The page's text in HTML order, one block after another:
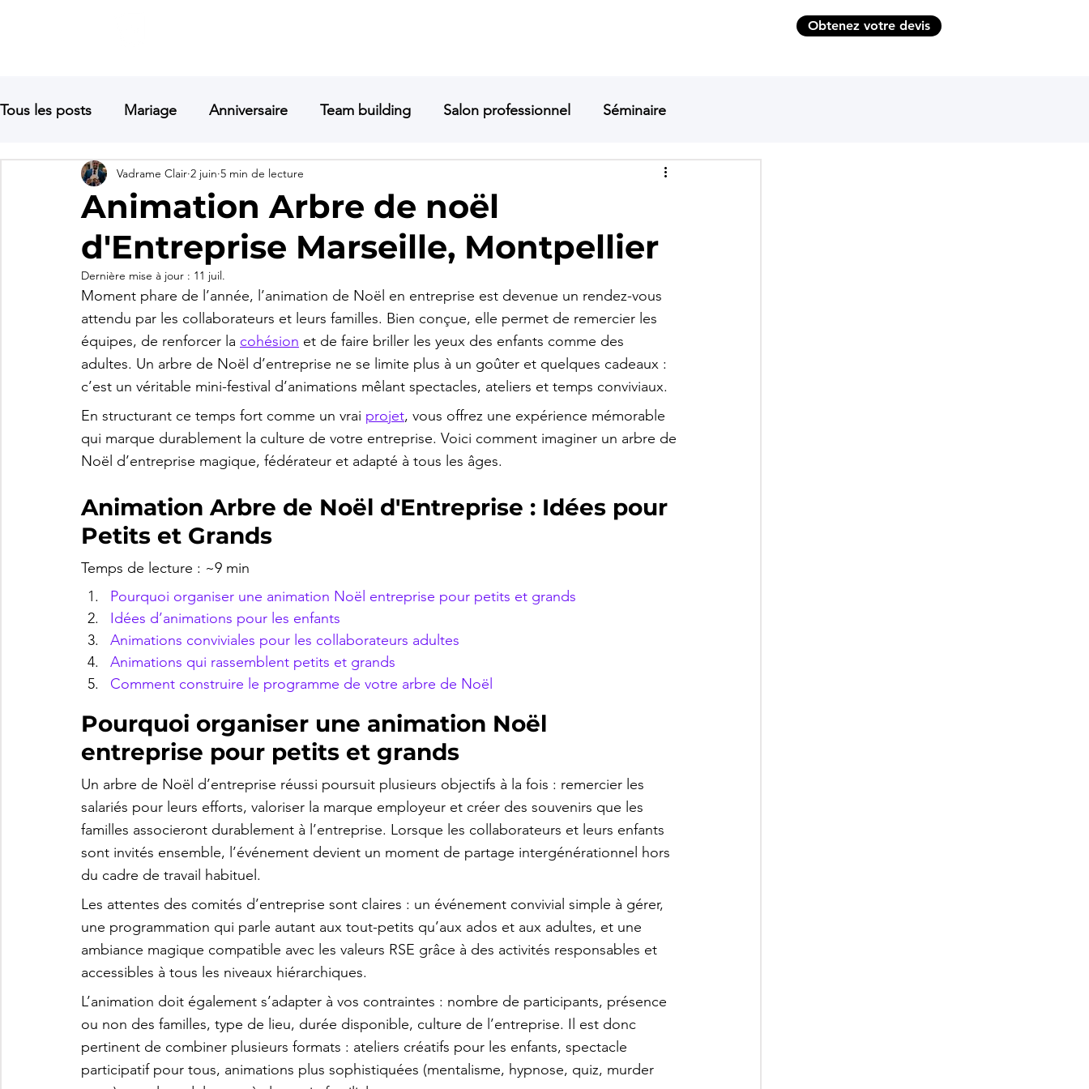
Obtenez votre devis
Tous les posts Mariage Anniversaire Team building Salon professionnel Séminaire
Soirée entreprise Hypnose Lancement de produit
mentaliste marseille mentaliste aix mentaliste Montpellier Mentaliste Montélimar
Mentaliste avignon
Animation Arbre de noël
d'Entreprise Marseille, Montpellier
Vadrame Clair 2 juin 5 min de lecture
Dernière mise à jour : 11 juil.
Moment phare de l’année, l’animation de Noël en entreprise est devenue un rendez-vous
attendu par les collaborateurs et leurs familles. Bien conçue, elle permet de remercier les
équipes, de renforcer la cohésion et de faire briller les yeux des enfants comme des
adultes. Un arbre de Noël d’entreprise ne se limite plus à un goûter et quelques cadeaux :
c’est un véritable mini-festival d’animations mêlant spectacles, ateliers et temps conviviaux.
En structurant ce temps fort comme un vrai projet, vous offrez une expérience mémorable
qui marque durablement la culture de votre entreprise. Voici comment imaginer un arbre de
Noël d’entreprise magique, fédérateur et adapté à tous les âges.
Animation Arbre de Noël d'Entreprise : Idées pour
Petits et Grands
Temps de lecture : ~9 min
Pourquoi organiser une animation Noël entreprise pour petits et grands
Idées d’animations pour les enfants
Animations conviviales pour les collaborateurs adultes
Animations qui rassemblent petits et grands
Comment construire le programme de votre arbre de Noël
Pourquoi organiser une animation Noël
entreprise pour petits et grands
Un arbre de Noël d’entreprise réussi poursuit plusieurs objectifs à la fois : remercier les
salariés pour leurs efforts, valoriser la marque employeur et créer des souvenirs que les
familles associeront durablement à l’entreprise. Lorsque les collaborateurs et leurs enfants
sont invités ensemble, l’événement devient un moment de partage intergénérationnel hors
du cadre de travail habituel.
Les attentes des comités d’entreprise sont claires : un événement convivial simple à gérer,
une programmation qui parle autant aux tout-petits qu’aux ados et aux adultes, et une
ambiance magique compatible avec les valeurs RSE grâce à des activités responsables et
accessibles à tous les niveaux hiérarchiques.
L’animation doit également s’adapter à vos contraintes : nombre de participants, présence
ou non des familles, type de lieu, durée disponible, culture de l’entreprise. Il est donc
pertinent de combiner plusieurs formats : ateliers créatifs pour les enfants, spectacle
participatif pour tous, animations plus sophistiquées (mentalisme, hypnose, quiz, murder